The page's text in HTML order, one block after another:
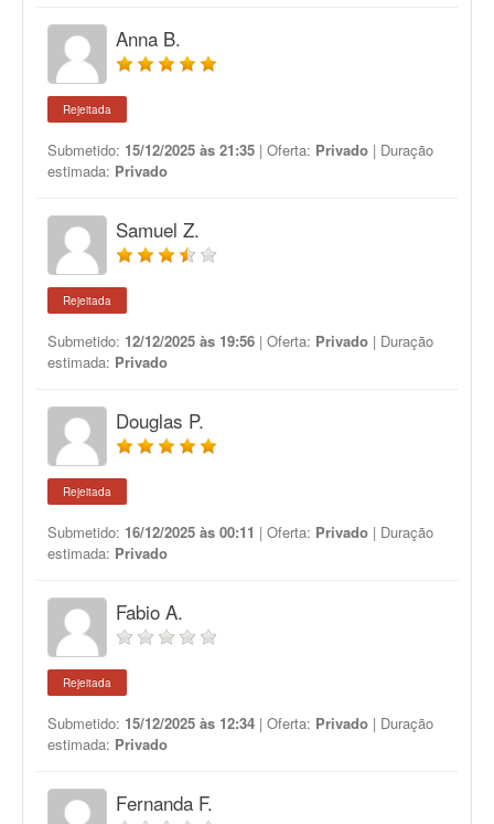
Anna B.
Rejeitada
Submetido: 15/12/2025 às 21:35 | Oferta: Privado | Duração
estimada: Privado
Samuel Z.
Rejeitada
Submetido: 12/12/2025 às 19:56 | Oferta: Privado | Duração
estimada: Privado
Douglas P.
Rejeitada
Submetido: 16/12/2025 às 00:11 | Oferta: Privado | Duração
estimada: Privado
Fabio A.
Rejeitada
Submetido: 15/12/2025 às 12:34 | Oferta: Privado | Duração
estimada: Privado
Fernanda F.